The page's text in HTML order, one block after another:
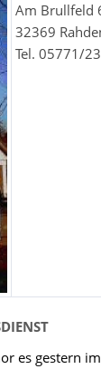
Am Brullfeld
32369
Tel. 05771/
es gestern